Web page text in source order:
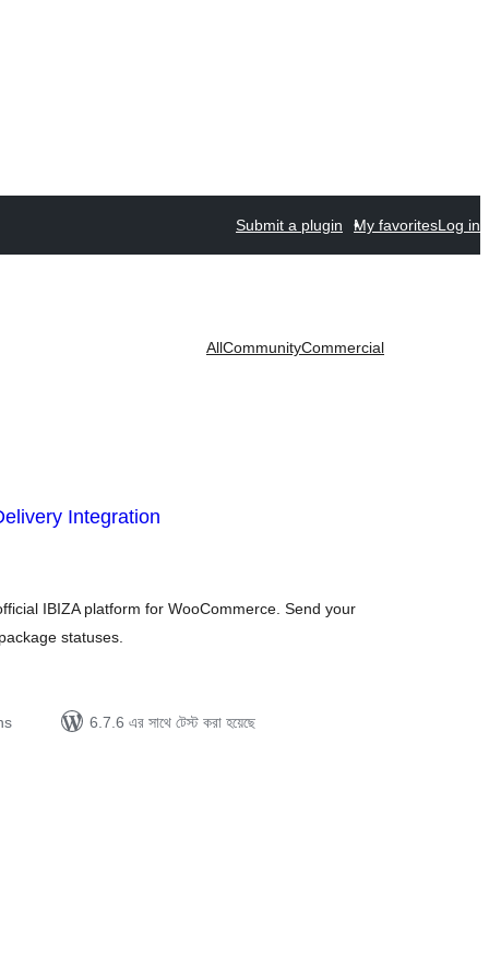
Submit a plugin My favoritesLog in
AllCommunityCommercial
Integration
IBIZA platform for WooCommerce. Send your
statuses.
6.7.6 এর সাথে টেস্ট করা হয়েছে